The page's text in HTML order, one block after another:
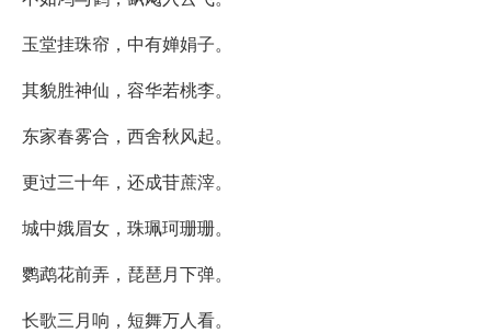
玉堂挂珠帘，中有婵娟子。
其貌胜神仙，容华若桃李。
东家春雾合，西舍秋风起。
更过三十年，还成苷蔗滓。
城中娥眉女，珠珮珂珊珊。
鹦鹉花前弄，琵琶月下弹。
长歌三月响，短舞万人看。